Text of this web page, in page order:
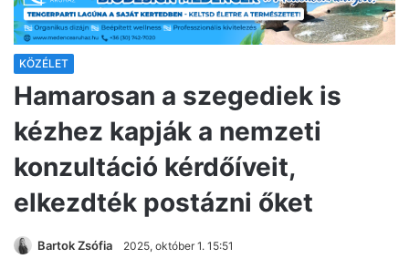
KÖZÉLET
Hamarosan a szegediek is
kézhez kapják a nemzeti
konzultáció kérdőíveit,
elkezdték postázni őket
Bartok Zsófia 2025, október 1. 15:51